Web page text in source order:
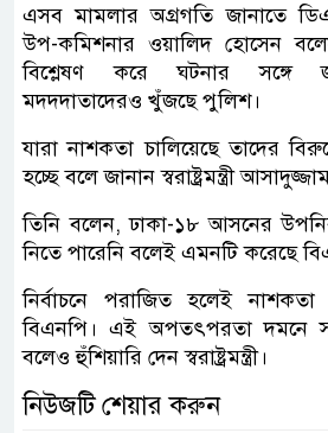
এসব মামলার অগ্রগতি জানাতে
উপ-কমিশনার ওয়ালিদ হোসেন
বিশ্লেষণ করে ঘটনার সঙ্গে
মদদদাতাদেরও খুঁজছে পুলিশ।
যারা নাশকতা চালিয়েছে তাদের
হচ্ছে বলে জানান স্বরাষ্ট্রমন্ত্রী
তিনি বলেন, ঢাকা-১৮ আসনের
নিতে পারেনি বলেই এমনটি করেছে
নির্বাচনে পরাজিত হলেই
বিএনপি। এই অপতৎপরতা দমনে
বলেও হুঁশিয়ারি দেন স্বরাষ্ট্রমন্ত্রী।
নিউজটি শেয়ার করুন